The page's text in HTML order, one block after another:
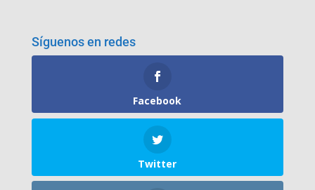
Síguenos en redes
Facebook
Twitter